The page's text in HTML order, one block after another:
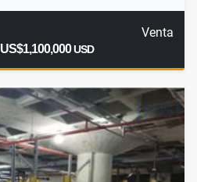
Venta
US$1,100,000USD